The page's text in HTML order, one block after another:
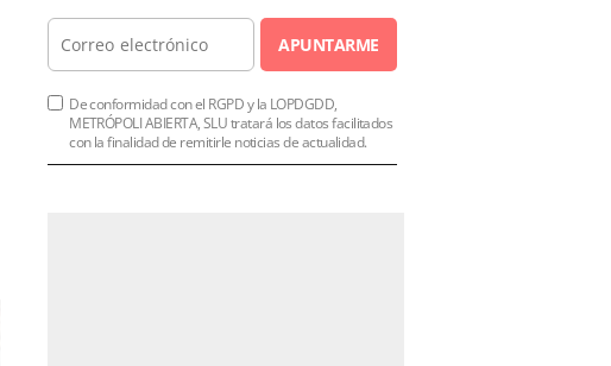
APUNTARME
De conformidad con el RGPD y la LOPDGDD,
METRÓPOLI ABIERTA, SLU tratará los datos facilitados
con la finalidad de remitirle noticias de actualidad.